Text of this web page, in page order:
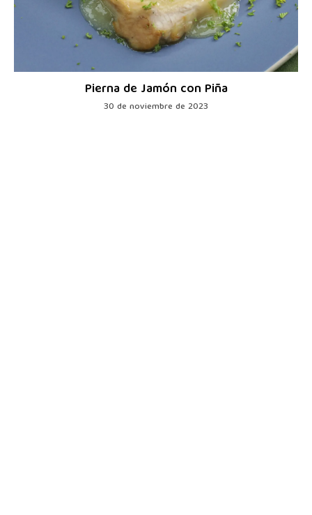
Pierna de Jamón con Piña
30 de noviembre de 2023